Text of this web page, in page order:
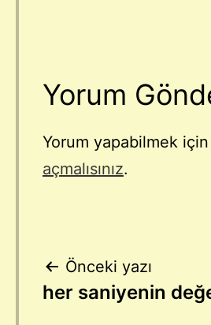
Yorum
Yorum yapabilmek için
açmalısınız.
Yazı
gezinmesi
Önceki yazı
her saniyenin